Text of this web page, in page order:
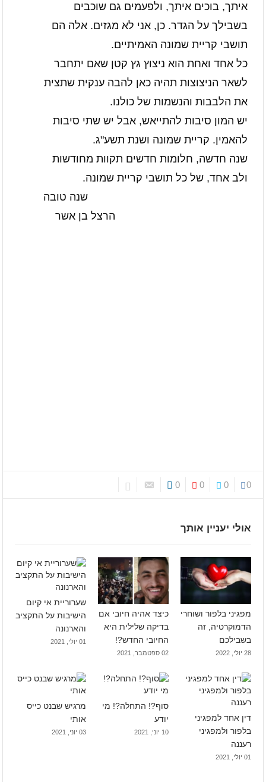
איתך, בוכים איתך, ולפעמים גם שוכבים
בשבילך על הגדר. כן, אני לא מגזים. אלה הם
תושבי קריית שמונה האמיתיים.
כל אחד ואחת הוא ניצוץ גץ קטן שאם יתחבר
לשאר הניצוצות תהיה כאן להבה ענקית שתצית
את הלבבות והנשמות של כולנו.
יש המון סיבות להתייאש, אבל יש שתי סיבות
להאמין. קריית שמונה ושנת תשע"ג.
שנה חדשה, חלומות חדשים תקוות מחודשות
ולב אחד, של כל תושבי קריית שמונה.
שנה טובה
הרצל בן אשר
0
0
0
0
אולי יעניין אותך
מפגיני בלפור ושוחרי
הדמוקרטיה, זה
בשבילכם
28 יולי, 2022
כיצד אהיה חיובי אם
בדיקה שלילית היא
החיובי החדש?!
02 ספטמבר, 2021
שערוריית אי קיום
הישיבות על התקציב
והארנונה
01 יולי, 2021
דין אחד למפגיני
בלפור ולמפגיני
רעננה
01 יולי, 2021
סוף?! התחלה?! מי
יודע
10 יוני, 2021
מרגיש שבנט כייס
אותי
03 יוני, 2021